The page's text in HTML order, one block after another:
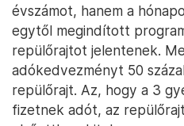
évszámot, hanem a
egytől megindított
repülőrajtot jelentenek.
adókedvezményt 50
repülőrajt. Az, hogy a 3
fizetnek adót, az